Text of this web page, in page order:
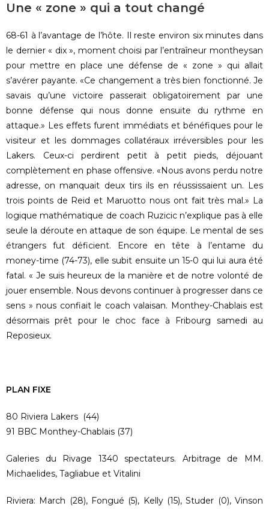
Une « zone » qui a tout changé
68-61 à l’avantage de l’hôte. Il reste environ six minutes dans
le dernier « dix », moment choisi par l’entraîneur montheysan
pour mettre en place une défense de « zone » qui allait
s’avérer payante. «Ce changement a très bien fonctionné. Je
savais qu’une victoire passerait obligatoirement par une
bonne défense qui nous donne ensuite du rythme en
attaque.» Les effets furent immédiats et bénéfiques pour le
visiteur et les dommages collatéraux irréversibles pour les
Lakers. Ceux-ci perdirent petit à petit pieds, déjouant
complètement en phase offensive. «Nous avons perdu notre
adresse, on manquait deux tirs ils en réussissaient un. Les
trois points de Reid et Maruotto nous ont fait très mal.» La
logique mathématique de coach Ruzicic n’explique pas à elle
seule la déroute en attaque de son équipe. Le mental de ses
étrangers fut déficient. Encore en tête à l’entame du
money-time (74-73), elle subit ensuite un 15-0 qui lui aura été
fatal. « Je suis heureux de la manière et de notre volonté de
jouer ensemble. Nous devons continuer à progresser dans ce
sens » nous confiait le coach valaisan. Monthey-Chablais est
désormais prêt pour le choc face à Fribourg samedi au
Reposieux.
PLAN FIXE
80 Riviera Lakers (44)
91 BBC Monthey-Chablais (37)
Galeries du Rivage 1340 spectateurs. Arbitrage de MM.
Michaelides, Tagliabue et Vitalini
Riviera: March (28), Fongué (5), Kelly (15), Studer (0), Vinson